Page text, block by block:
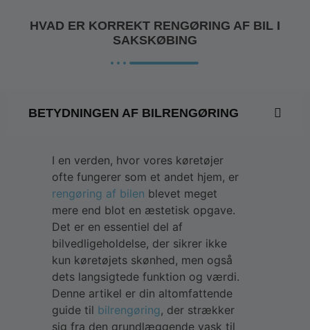
HVAD ER KORREKT RENGØRING AF BIL I
SAKSKØBING
BETYDNINGEN AF BILRENGØRING
I en verden, hvor vores køretøjer
ofte fungerer som et andet hjem, er
rengøring af bilen blevet meget
mere end blot en æstetisk opgave.
Det er en essentiel del af
bilvedligeholdelse, der sikrer ikke
kun køretøjets skønhed, men også
dets langsigtede funktion og værdi.
Denne artikel er din altomfattende
guide til bilrengøring, der strækker
sig fra den grundlæggende vask til